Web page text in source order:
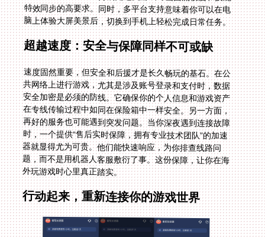
脑上体验大屏美景后，切换到手机上轻松完成日常任务。
超越速度：安全与保障同样不可或缺
速度固然重要，但安全和后援才是长久畅玩的基石。在公
共网络上进行游戏，尤其是涉及账号登录和支付时，数据
安全加密是必须的防线。它确保你的个人信息和游戏资产
在专线传输过程中如同在保险箱中一样安全。另一方面，
再好的服务也可能遇到突发问题。当你深夜遇到连接故障
时，一个提供“售后实时保障，拥有专业技术团队”的加速
器就显得尤为可贵。他们能快速响应，为你排查线路问
题，而不是用机器人客服敷衍了事。这份保障，让你在海
外玩游戏时心里真正踏实。
行动起来，重新连接你的游戏世界